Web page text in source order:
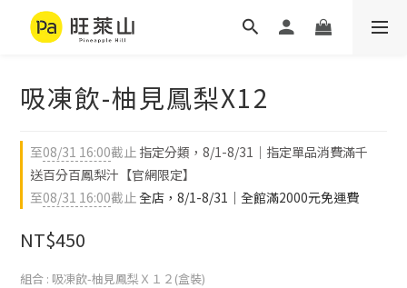
吸凍飲-柚見鳳梨X12
至08/31 16:00截止 指定分類，8/1-8/31｜指定單品消費滿千
送百分百鳳梨汁【官網限定】
至08/31 16:00截止全店，8/1-8/31｜全館滿2000元免運費
NT$450
組合 : 吸凍飲-柚見鳳梨Ｘ１２(盒裝)